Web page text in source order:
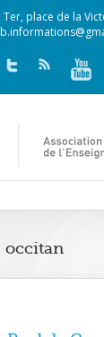
place de la
occitan